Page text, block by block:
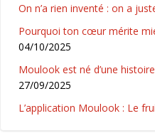
On n’a rien inventé : on a
Pourquoi ton cœur mérite
04/10/2025
Moulook est né d’une
27/09/2025
L’application Moulook : Le